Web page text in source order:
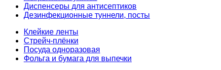
Диспенсеры для антисептиков
Дезинфекционные туннели, посты
Клейкие ленты
Стрейч-плёнки
Посуда одноразовая
Фольга и бумага для выпечки